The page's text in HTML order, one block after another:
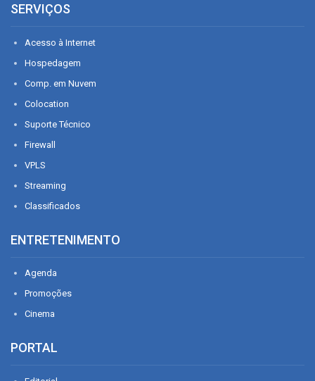
SERVIÇOS
Acesso à Internet
Hospedagem
Comp. em Nuvem
Colocation
Suporte Técnico
Firewall
VPLS
Streaming
Classificados
ENTRETENIMENTO
Agenda
Promoções
Cinema
PORTAL